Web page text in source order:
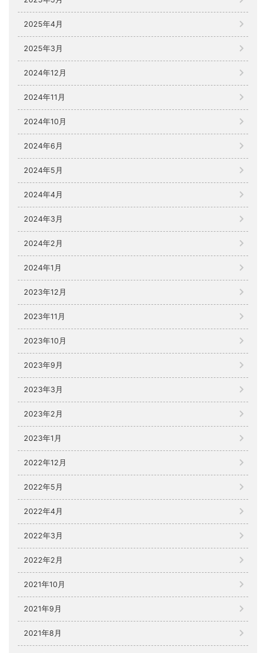
2025年4月
2025年3月
2024年12月
2024年11月
2024年10月
2024年6月
2024年5月
2024年4月
2024年3月
2024年2月
2024年1月
2023年12月
2023年11月
2023年10月
2023年9月
2023年3月
2023年2月
2023年1月
2022年12月
2022年5月
2022年4月
2022年3月
2022年2月
2021年10月
2021年9月
2021年8月